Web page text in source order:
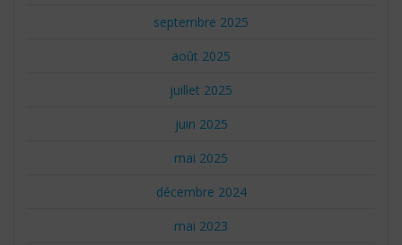
septembre 2025
août 2025
juillet 2025
juin 2025
mai 2025
décembre 2024
mai 2023